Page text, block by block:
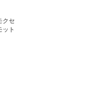
クセ
ト